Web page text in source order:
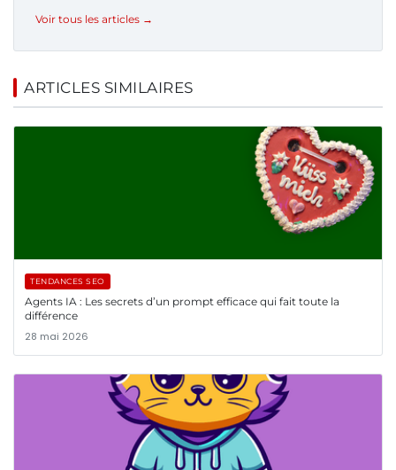
Voir tous les articles →
ARTICLES SIMILAIRES
TENDANCES SEO
Agents IA : Les secrets d’un prompt efficace qui fait toute la
différence
28 mai 2026